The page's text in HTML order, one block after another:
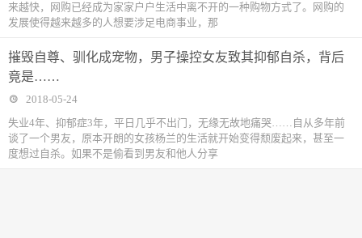
来越快，网购已经成为家家户户生活中离不开的一种购物方式了。网购的
发展使得越来越多的人想要涉足电商事业，那
摧毁自尊、驯化成宠物，男子操控女友致其抑郁自杀，背后
竟是……
2018-05-24
失业4年、抑郁症3年，平日几乎不出门，无缘无故地痛哭……自从多年前
谈了一个男友，原本开朗的女孩杨兰的生活就开始变得颓废起来，甚至一
度想过自杀。如果不是偷看到男友和他人分享